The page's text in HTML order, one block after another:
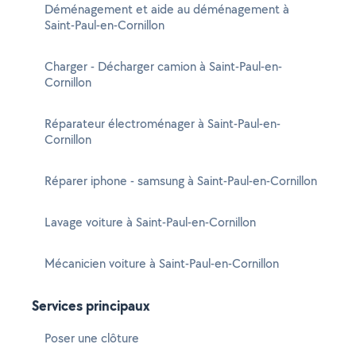
Déménagement et aide au déménagement à
Saint-Paul-en-Cornillon
Charger - Décharger camion à Saint-Paul-en-
Cornillon
Réparateur électroménager à Saint-Paul-en-
Cornillon
Réparer iphone - samsung à Saint-Paul-en-Cornillon
Lavage voiture à Saint-Paul-en-Cornillon
Mécanicien voiture à Saint-Paul-en-Cornillon
Services principaux
Poser une clôture